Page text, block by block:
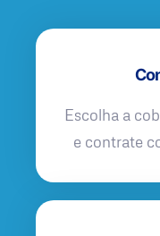
Escolha a
e contrate